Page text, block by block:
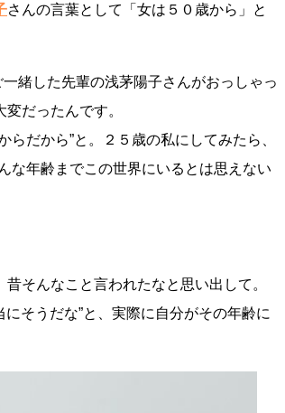
さんの言葉として「女は５０歳から」と
緒した先輩の浅茅陽子さんがおっしゃっ
だったんです。
だから”と。２５歳の私にしてみたら、
な年齢までこの世界にいるとは思えない
そんなこと言われたなと思い出して。
そうだな”と、実際に自分がその年齢に